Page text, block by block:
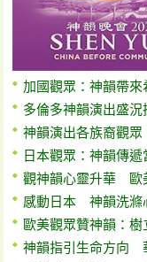
加國觀眾：神韻帶來
多倫多神韻演出盛況
神韻演出各族裔觀眾
日本觀眾：神韻傳遞
觀神韻心靈升華 歐
感動日本 神韻洗滌
歐美觀眾贊神韻：樹
神韻指引生命方向